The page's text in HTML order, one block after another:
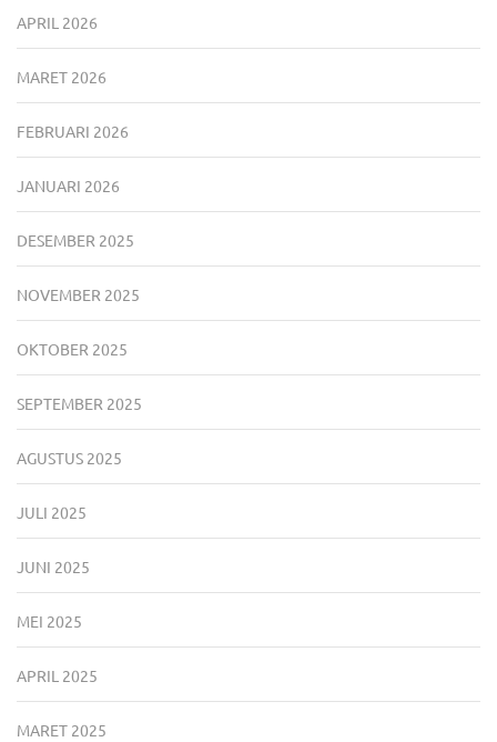
APRIL 2026
MARET 2026
FEBRUARI 2026
JANUARI 2026
DESEMBER 2025
NOVEMBER 2025
OKTOBER 2025
SEPTEMBER 2025
AGUSTUS 2025
JULI 2025
JUNI 2025
MEI 2025
APRIL 2025
MARET 2025